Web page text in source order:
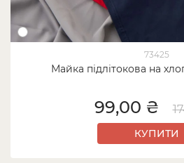
73425
Майка підлітокова на
99,00 ₴
КУПИТИ